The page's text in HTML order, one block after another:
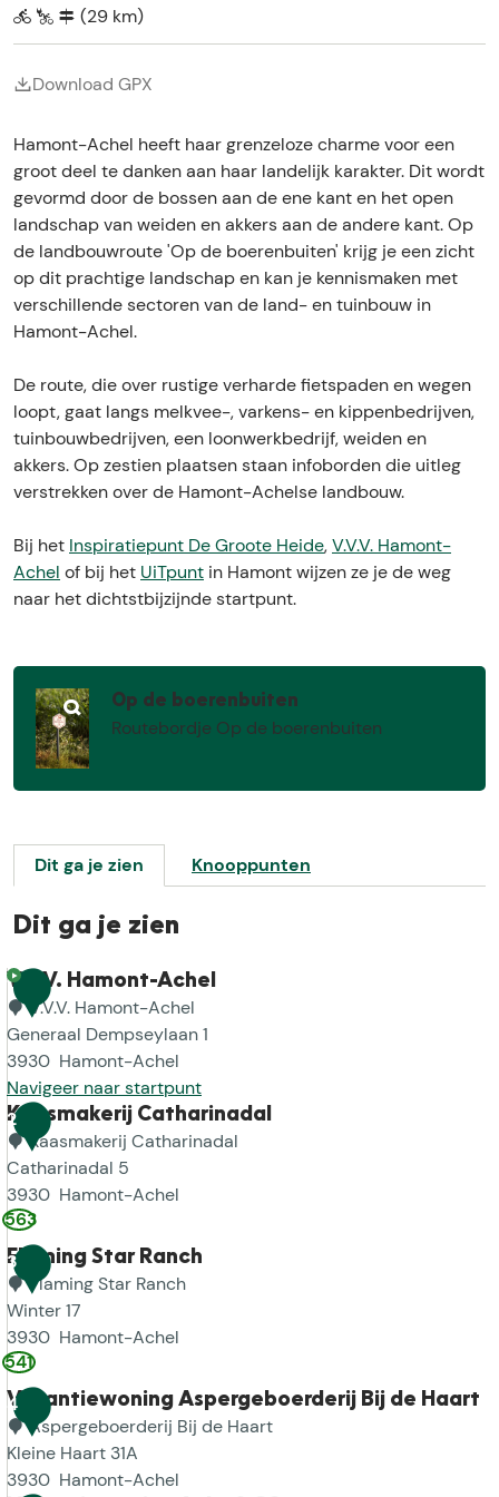
a
i
n
d
a
l
h
n
e
g
e
b
e
r
d
j
i
j
d
H
a
t
n
t
&
0
a
e
D
l
i
s
p
l
u
e
d
/
A
c
e
K
l
u
s
e
B
u
i
e
H
e
(29 km)
Download GPX
Hamont-Achel heeft haar grenzeloze charme voor een
groot deel te danken aan haar landelijk karakter. Dit wordt
gevormd door de bossen aan de ene kant en het open
landschap van weiden en akkers aan de andere kant. Op
de landbouwroute 'Op de boerenbuiten' krijg je een zicht
op dit prachtige landschap en kan je kennismaken met
verschillende sectoren van de land- en tuinbouw in
Hamont-Achel.
De route, die over rustige verharde fietspaden en wegen
loopt, gaat langs melkvee-, varkens- en kippenbedrijven,
tuinbouwbedrijven, een loonwerkbedrijf, weiden en
akkers. Op zestien plaatsen staan infoborden die uitleg
verstrekken over de Hamont-Achelse landbouw.
Bij het Inspiratiepunt De Groote Heide,V.V.V. Hamont-
Achel of bij het UiTpunt in Hamont wijzen ze je de weg
naar het dichtstbijzijnde startpunt.
Op de boerenbuiten
Routebordje Op de boerenbuiten
O
p
e
n
o
p
p
e
t
v
e
r
g
r
o
t
f
b
e
d
i
n
g
Dit ga je zien Knooppunten
Dit ga je zien
1
V.V.V. Hamont-Achel
V.V.V. Hamont-Achel
Generaal Dempseylaan 1
3930 Hamont-Achel
Navigeer naar startpunt
V
V
.
V
.
H
a
m
o
n
t
-
A
c
2
Kaasmakerij Catharinadal
Kaasmakerij Catharinadal
Catharinadal 5
3930 Hamont-Achel
K
a
a
s
m
a
k
e
r
i
j
563
3
Flaming Star Ranch
Flaming Star Ranch
Winter 17
3930 Hamont-Achel
F
l
a
m
i
541
4
Vakantiewoning Aspergeboerderij Bij de Haart
Aspergeboerderij Bij de Haart
Kleine Haart 31A
3930 Hamont-Achel